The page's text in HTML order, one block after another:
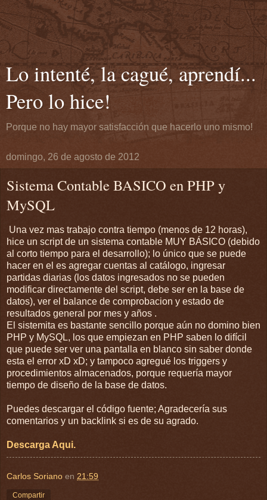
Lo intenté, la cagué, aprendí...
Pero lo hice!
Porque no hay mayor satisfacción que hacerlo uno mismo!
domingo, 26 de agosto de 2012
Sistema Contable BASICO en PHP y
MySQL
Una vez mas trabajo contra tiempo (menos de 12 horas),
hice un script de un sistema contable MUY BÁSICO (debido
al corto tiempo para el desarrollo); lo único que se puede
hacer en el es agregar cuentas al catálogo, ingresar
partidas diarias (los datos ingresados no se pueden
modificar directamente del script, debe ser en la base de
datos), ver el balance de comprobacion y estado de
resultados general por mes y años .
El sistemita es bastante sencillo porque aún no domino bien
PHP y MySQL, los que empiezan en PHP saben lo difícil
que puede ser ver una pantalla en blanco sin saber donde
esta el error xD xD; y tampoco agregué los triggers y
procedimientos almacenados, porque requería mayor
tiempo de diseño de la base de datos.
Puedes descargar el código fuente; Agradecería sus
comentarios y un backlink si es de su agrado.
Descarga Aqui.
Carlos Soriano en 21:59
Compartir